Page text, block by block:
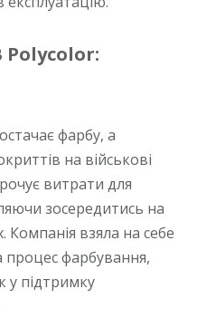
Polycolor:
фарбу, а
на військові
витрати для
зосередитись на
Компанія взяла на себе
процес фарбування,
у підтримку